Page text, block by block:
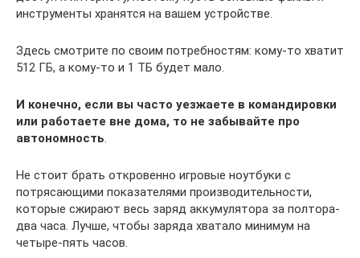
инструменты хранятся на вашем устройстве.
Здесь смотрите по своим потребностям: кому-то хватит
512 ГБ, а кому-то и 1 ТБ будет мало.
И конечно, если вы часто уезжаете в командировки
или работаете вне дома, то не забывайте про
автономность.
Не стоит брать откровенно игровые ноутбуки с
потрясающими показателями производительности,
которые сжирают весь заряд аккумулятора за полтора-
два часа. Лучше, чтобы заряда хватало минимум на
четыре-пять часов.